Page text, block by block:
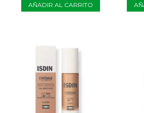
AÑADIR AL CARRITO